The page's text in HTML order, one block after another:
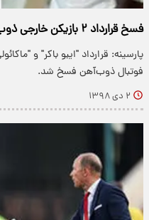
فسخ قرارداد ۲ بازیکن خارجی ذوب‌آهن
فوتبال ذوب‌آهن فسخ شد.
۲ دی ۱۳۹۸